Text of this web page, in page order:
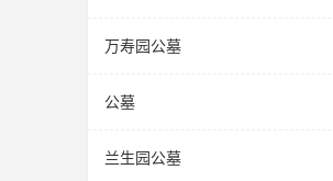
万寿园公墓
公墓
兰生园公墓